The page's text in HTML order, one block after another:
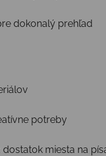
dokonalý prehľad
potreby
miesta na